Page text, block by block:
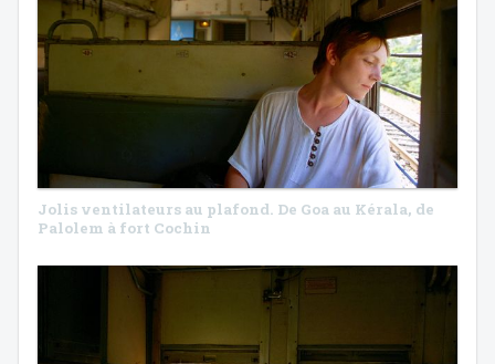
Jolis ventilateurs au plafond. De Goa au Kérala, de
Palolem à fort Cochin